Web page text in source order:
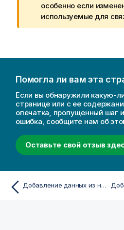
е
ч
а
е
п
е
д
у
п
р
е
е
особенно если
используемые для
Помогла ли вам эта
Если вы обнаружили какую-
странице или с ее
опечатка, пропущенный шаг
ошибка, сообщите нам об
Оставьте свой отзыв
Добавление данных из нового источника данных